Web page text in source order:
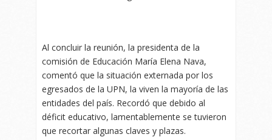
Al concluir la reunión, la presidenta de la
comisión de Educación María Elena Nava,
comentó que la situación externada por los
egresados de la UPN, la viven la mayoría de las
entidades del país. Recordó que debido al
déficit educativo, lamentablemente se tuvieron
que recortar algunas claves y plazas.